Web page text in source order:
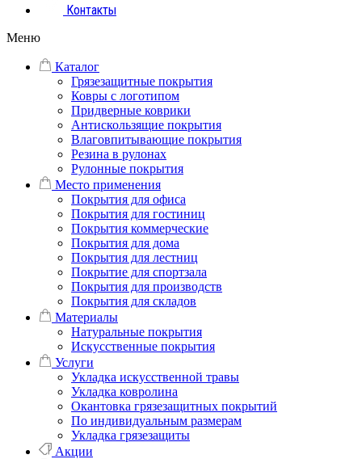
Контакты
Меню
Каталог
Грязезащитные покрытия
Ковры с логотипом
Придверные коврики
Антискользящие покрытия
Влаговпитывающие покрытия
Резина в рулонах
Рулонные покрытия
Место применения
Покрытия для офиса
Покрытия для гостиниц
Покрытия коммерческие
Покрытия для дома
Покрытия для лестниц
Покрытие для спортзала
Покрытия для производств
Покрытия для складов
Материалы
Натуральные покрытия
Искусственные покрытия
Услуги
Укладка искусственной травы
Укладка ковролина
Окантовка грязезащитных покрытий
По индивидуальным размерам
Укладка грязезащиты
Акции